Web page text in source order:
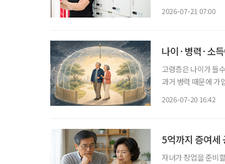
2026-07-21 07:00
나이·병력·소
고령층은 나이가 들
과거 병력 때문에 가
2026-07-20 16:42
5억까지 증여세
자녀가 창업을 준비